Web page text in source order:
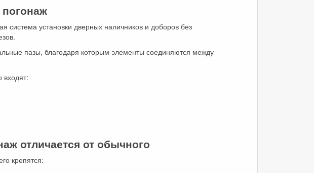
погонаж
система установки дверных наличников и доборов без
пазы, благодаря которым элементы соединяются между
входят:
отличается от обычного
крепятся: